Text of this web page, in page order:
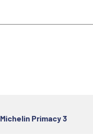
Michelin Primacy 3